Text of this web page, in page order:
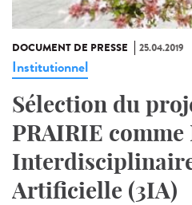
DOCUMENT DE PRESSE 25.04.2019
Institutionnel
Sélection du
PRAIRIE
Artificielle (3IA)